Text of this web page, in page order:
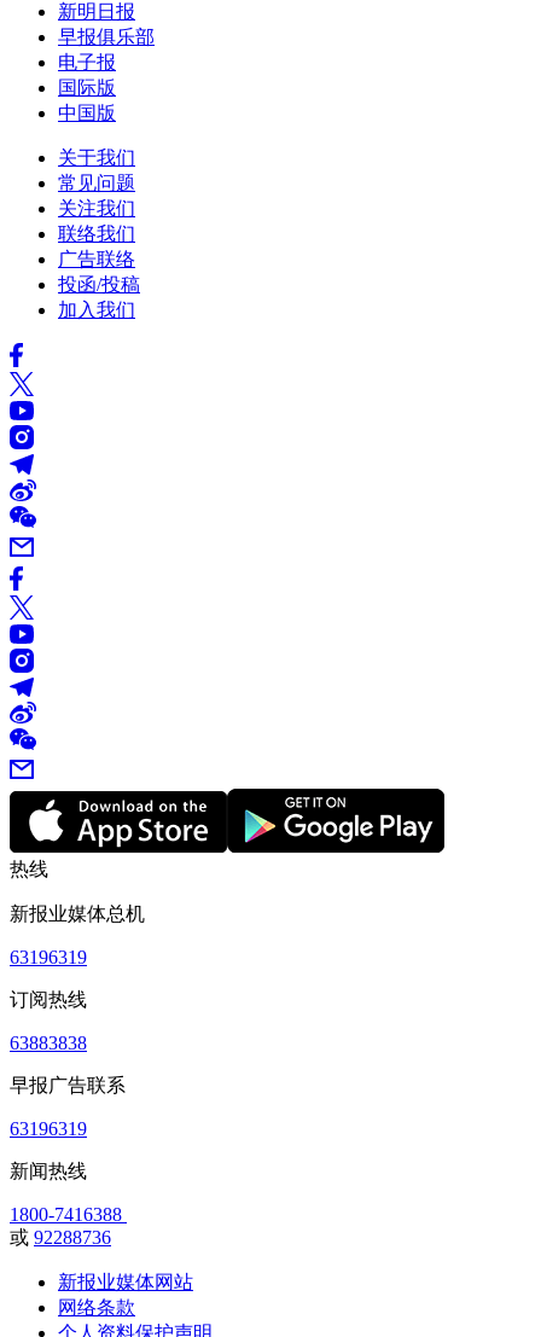
新明日报
早报俱乐部
电子报
国际版
中国版
关于我们
常见问题
关注我们
联络我们
广告联络
投函/投稿
加入我们
热线
新报业媒体总机
63196319
订阅热线
63883838
早报广告联系
63196319
新闻热线
1800-7416388
或 92288736
新报业媒体网站
网络条款
个人资料保护声明